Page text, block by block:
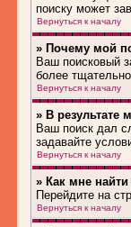
поиску может
Вернуться к началу
» Почему мой
Ваш поисковый
более
Вернуться к началу
» В результате
Ваш поиск дал
задавайте
Вернуться к началу
» Как мне
Перейдите на
Вернуться к началу